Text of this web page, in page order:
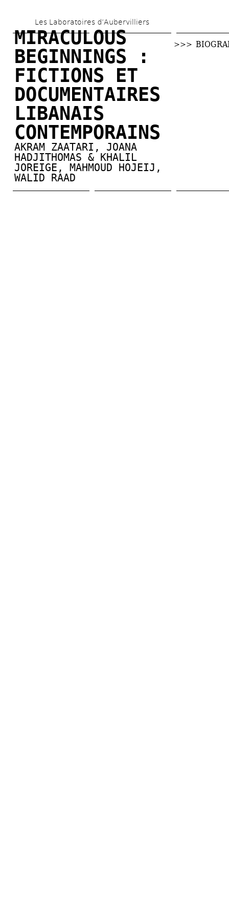
au
contenu
principal
Les Laboratoires d’Aubervilliers
MIRACULOUS
BEGINNINGS :
FICTIONS ET
DOCUMENTAIRES
LIBANAIS
CONTEMPORAINS
AKRAM ZAATARI , JOANA
HADJITHOMAS & KHALIL
JOREIGE , MAHMOUD HOJEIJ ,
WALID RAAD
>>>